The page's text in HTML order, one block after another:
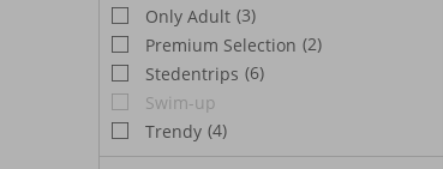
Only Adult (3)
Premium Selection (2)
Stedentrips (6)
Swim-up
Trendy (4)